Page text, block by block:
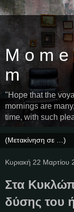
M o m
m
"Hope that the
mornings are
time, with such
Κυριακή 22 Μαρτίου
Στα
δύσης του